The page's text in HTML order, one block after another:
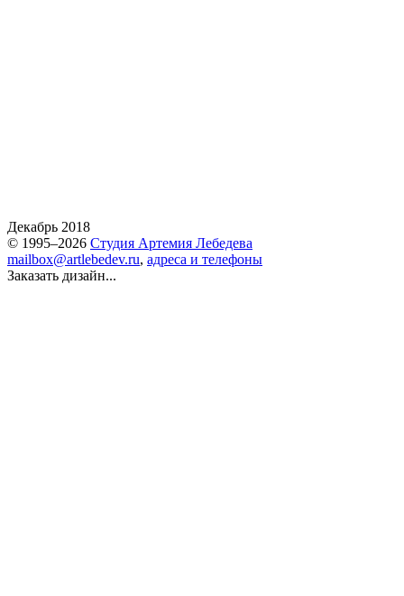
Декабрь 2018
© 1995–2026 Студия Артемия Лебедева
mailbox@artlebedev.ru, адреса и телефоны
Заказать дизайн...